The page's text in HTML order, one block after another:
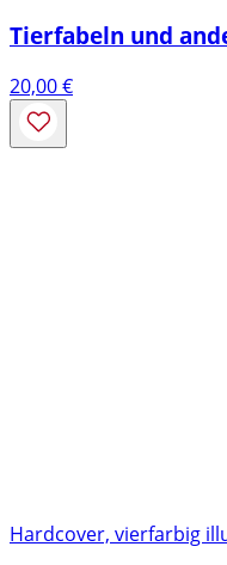
Tierfabeln und
20,00€
Hardcover, vierfarbig